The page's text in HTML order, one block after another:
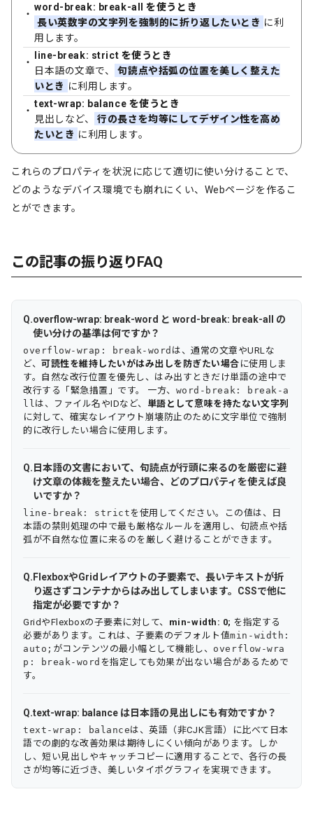
word-break: break-all
を使うとき
長い英数字の文字列を強制的に折り返したいとき に利
用します。
line-break: strict を使うとき
日本語の文章で、
句読点や括弧の位置を美しく整えた
いとき に利用します。
text-wrap: balance を使うとき
見出しなど、
行の長さを均等にしてデザイン性を高め
たいとき に利用します。
これらのプロパティを状況に応じて適切に使い分けることで、
どのようなデバイス環境でも崩れにくい、Webページを作るこ
とができます。
この記事の振り返りFAQ
overflow-wrap: break-word と word-break: break-all の
使い分けの基準は何ですか？
overflow-wrap: break-word は、通常の文章やURLな
ど、可読性を維持したいがはみ出しを防ぎたい場合 に使用しま
す。自然な改行位置を優先し、はみ出すときだけ単語の途中で
改行する「緊急措置」です。 一方、 word-break: break-a
ll は、ファイル名やIDなど、 単語として意味を持たない文字列
に対して、確実なレイアウト崩壊防止のために文字単位で強制
的に改行したい場合に使用します。
日本語の文書において、句読点が行頭に来るのを厳密に避
け文章の体裁を整えたい場合、どのプロパティを使えば良
いですか？
line-break: strict を使用してください。この値は、日
本語の禁則処理の中で最も厳格なルールを適用し、句読点や括
弧が不自然な位置に来るのを厳しく避けることができます。
FlexboxやGridレイアウトの子要素で、長いテキストが折
り返さずコンテナからはみ出してしまいます。CSSで他に
指定が必要ですか？
GridやFlexboxの子要素に対して、 min-width: 0; を指定する
必要があります。これは、子要素のデフォルト値min-width:
auto; がコンテンツの最小幅として機能し、 overflow-wra
p: break-word を指定しても効果が出ない場合があるためで
す。
text-wrap: balance は日本語の見出しにも有効ですか？
text-wrap: balanceは、英語（非CJK言語）に比べて日本
語での劇的な改善効果は期待しにくい傾向があります。しか
し、短い見出しやキャッチコピーに適用することで、各行の長
さが均等に近づき、美しいタイポグラフィを実現できます。